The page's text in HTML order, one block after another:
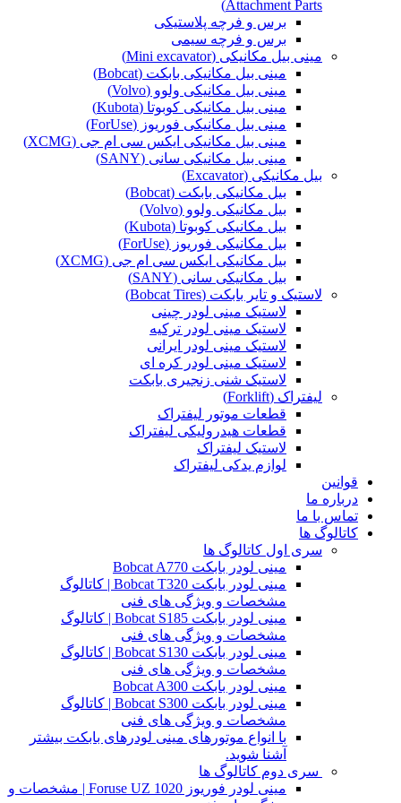
Attachment Parts)
برس و فرچه پلاستیکی
برس و فرچه سیمی
مینی بیل مکانیکی (Mini excavator)
مینی بیل مکانیکی بابکت (Bobcat)
مینی بیل مکانیکی ولوو (Volvo)
مینی بیل مکانیکی کوبوتا (Kubota)
مینی بیل مکانیکی فوریوز (ForUse)
مینی بیل مکانیکی ایکس سی ام جی (XCMG)
مینی بیل مکانیکی سانی (SANY)
بیل مکانیکی (Excavator)
بیل مکانیکی بابکت (Bobcat)
بیل مکانیکی ولوو (Volvo)
بیل مکانیکی کوبوتا (Kubota)
بیل مکانیکی فوریوز (ForUse)
بیل مکانیکی ایکس سی ام جی (XCMG)
بیل مکانیکی سانی (SANY)
لاستیک و تایر بابکت (Bobcat Tires)
لاستیک مینی لودر چینی
لاستیک مینی لودر ترکیه
لاستیک مینی لودر ایرانی
لاستیک مینی لودر کره ای
لاستیک شنی زنجیری بابکت
لیفتراک (Forklift)
قطعات موتور لیفتراک
قطعات هیدرولیکی لیفتراک
لاستیک لیفتراک
لوازم یدکی لیفتراک
قوانین
درباره ما
تماس با ما
کاتالوگ ها
سری اول کاتالوگ ها
مینی لودر بابکت Bobcat A770
مینی لودر بابکت Bobcat T320 | کاتالوگ
مشخصات و ویژگی های فنی
مینی لودر بابکت Bobcat S185 | کاتالوگ
مشخصات و ویژگی های فنی
مینی لودر بابکت Bobcat S130 | کاتالوگ
مشخصات و ویژگی های فنی
مینی لودر بابکت Bobcat A300
مینی لودر بابکت Bobcat S300 | کاتالوگ
مشخصات و ویژگی های فنی
با انواع موتورهای مینی لودرهای بابکت بیشتر
آشنا شوید.
سری دوم کاتالوگ ها
مینی لودر فوریوز Foruse UZ 1020 | مشخصات و